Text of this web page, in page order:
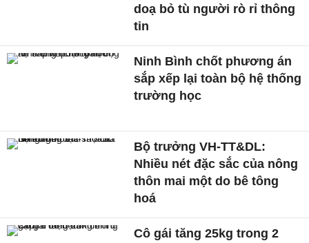
doạ bỏ tù người rò rỉ thông
tin
Ninh Bình chốt phương án
sắp xếp lại toàn bộ hệ thống
trường học
Bộ trưởng VH-TT&DL:
Nhiều nét đặc sắc của nông
thôn mai một do bê tông
hoá
Cô gái tăng 25kg trong 2